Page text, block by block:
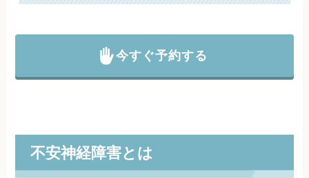
今すぐ予約する
不安神経障害とは